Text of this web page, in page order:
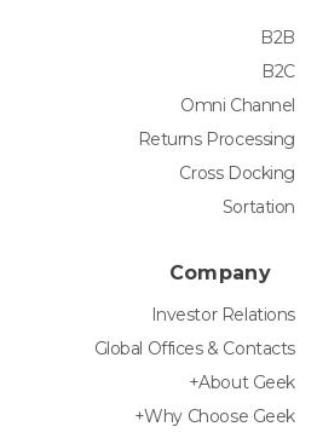
B2B
B2C
Omni Channel
Returns Processing
Cross Docking
Sortation
Company
Investor Relations
Global Offices & Contacts
About Geek+
Why Choose Geek+